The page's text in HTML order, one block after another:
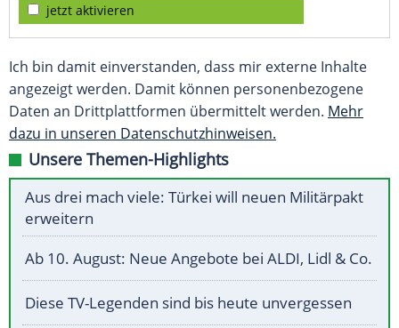
jetzt aktivieren
Ich bin damit einverstanden, dass mir externe Inhalte
angezeigt werden. Damit können personenbezogene
Daten an Drittplattformen übermittelt werden. Mehr
dazu in unseren Datenschutzhinweisen.
Unsere Themen-Highlights
Aus drei mach viele: Türkei will neuen Militärpakt
erweitern
Ab 10. August: Neue Angebote bei ALDI, Lidl & Co.
Diese TV-Legenden sind bis heute unvergessen